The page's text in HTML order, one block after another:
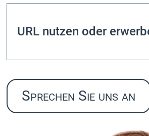
URL nutzen oder
Sprechen Sie uns an